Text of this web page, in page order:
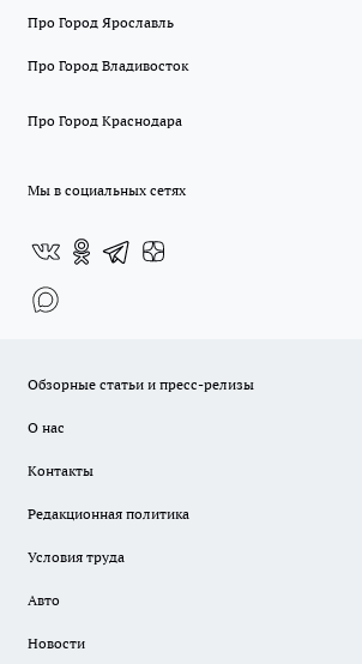
Про Город Ярославль
Про Город Владивосток
Про Город Краснодара
Мы в социальных сетях
Обзорные статьи и пресс-релизы
О нас
Контакты
Редакционная политика
Условия труда
Авто
Новости